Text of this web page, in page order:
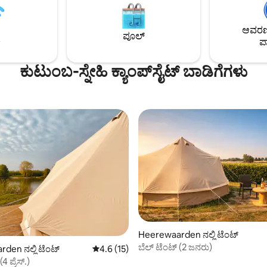
ನೀವು ಹಂದಿಗಳು, ಕೋಳಿಗಳು, ಕುರಿ
ಕೋಯೆನ್ ನಡುವೆ ಉಳಿಯುತ್ತೀರಿ.
ಕಾಯ್ದಿರಿಸಬಹುದು. ಸೆಂಟರ್ ಪಾರ್ಕ್ಸ್ ಡಿ
ನಮ್ಮದೇ ಆದ ಪ್ರವೇಶದ್ವಾರವಿದೆ ಮತ್ತು
ಮುಂಡೊವನ್ನು ರಿಯಾಯಿತಿಯೊಂದಿಗೆ
ಮಾಡಬಹುದು!
ಪೂಲ್
ಕುಟುಂಬ-ಸ್ನೇಹಿ ಕ್ಯಾಂಪ್‌‌ಸೈಟ್ ಬಾಡಿಗೆಗಳು
ನಲ್ಲಿ ಟೆಂಟ್ 5 ರಲ್ಲಿ 4.6 ಸರಾಸರಿ ರೇಟಿಂಗ್, 15 ವಿಮರ್ಶೆಗಳು
4.6 (15)
ಪ್ರೆಸ್.)
Heerewaarden ನಲ್ಲಿ ಟೆಂಟ್
ಬೆಲ್ ಟೆಂಟ್ (2 ಜನರು)